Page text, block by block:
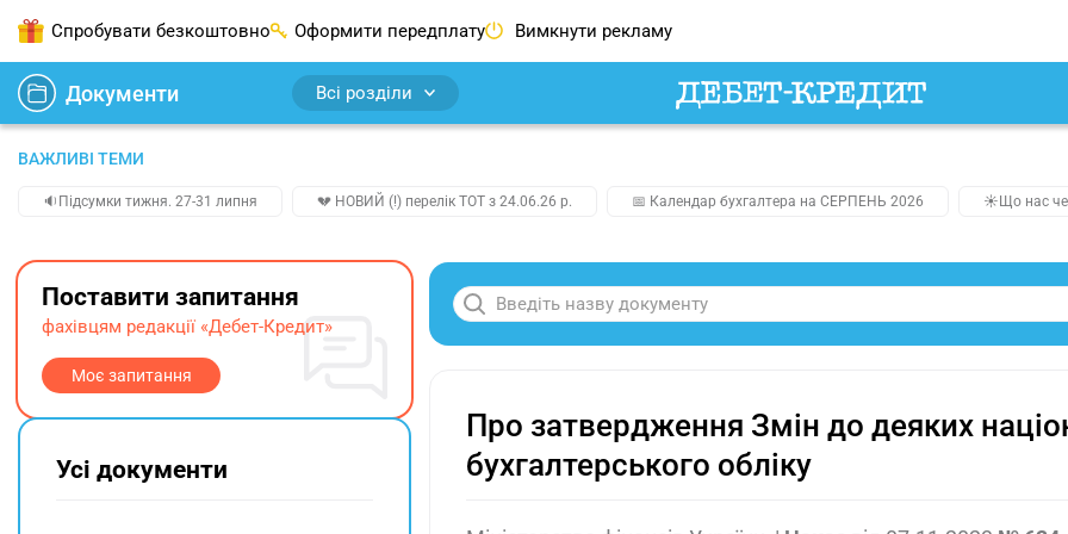
Спробувати безкоштовно Оформити передплату Вимкнути рекламу
Документи Всі розділи
ВАЖЛИВІ ТЕМИ
🔉Підсумки тижня. 27-31 липня 💔 НОВИЙ (!) перелік ТОТ з 24.06.26 р. 📅 Календар бухгалтера на СЕРПЕНЬ 2026 ☀️Що нас
Про затвердження Змін до деяких
бухгалтерського обліку
Поставити запитання
фахівцям редакції «Дебет-Кредит»
Моє запитання
Усі документи